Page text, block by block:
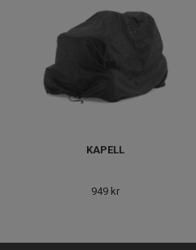
KAPELL
949 kr